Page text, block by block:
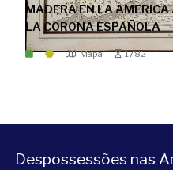
MADERA EN LA
LA CORONA ESPAÑOLA
Mapa 1782
Despossessões nas